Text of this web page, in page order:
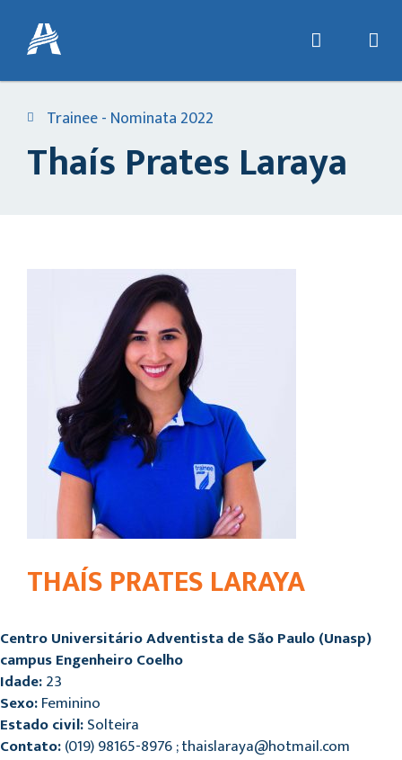
Trainee - Nominata 2022
Thaís Prates Laraya
THAÍS PRATES LARAYA
Centro Universitário Adventista de São Paulo (Unasp)
campus Engenheiro Coelho
Idade:23
Sexo:Feminino
Estado civil:Solteira
Contato:(019) 98165-8976 ; thaislaraya@hotmail.com